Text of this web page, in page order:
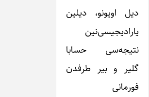
دیل اویونو، دیلین
یارادیجیسی‌نین
نتیجه‌سی حسابا
گلیر و بیر طرفدن
فورمانی